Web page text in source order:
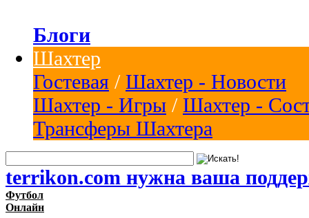
Блоги
Шахтер
Гостевая / Шахтер - Новости
Шахтер - Игры / Шахтер -
Трансферы Шахтера
terrikon.com нужна ваша
Футбол
Онлайн